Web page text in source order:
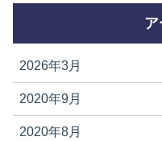
2026年3月
2020年9月
2020年8月